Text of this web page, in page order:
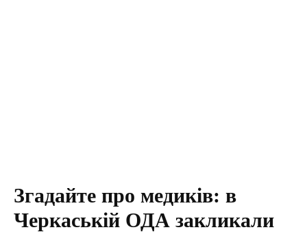
Згадайте про медиків: в
Черкаській ОДА закликали